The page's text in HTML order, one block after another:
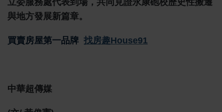
立委服務處代表到場，共同見證永康砲校歷史性搬遷
與地方發展新篇章。
買賣房屋第一品牌 找房趣House91
中華超傳媒